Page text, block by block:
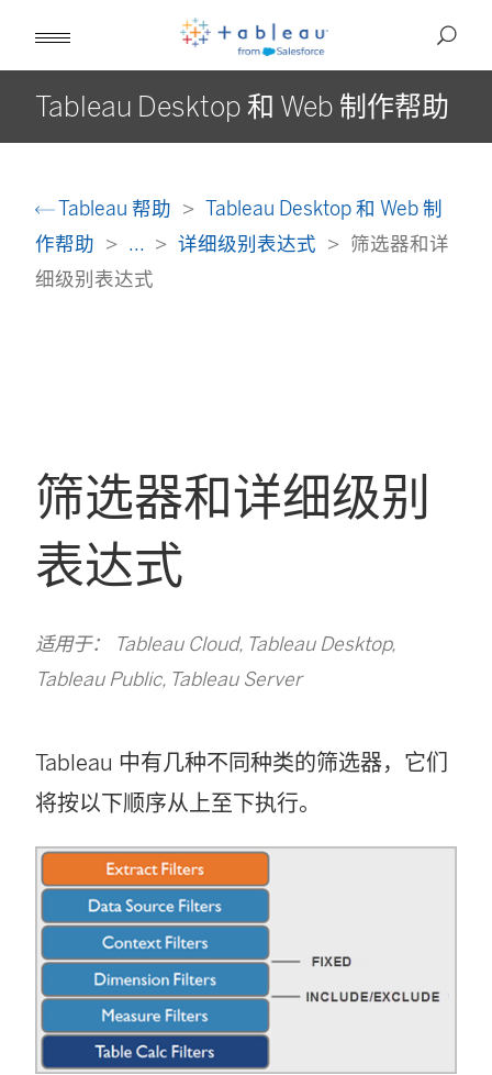
Tableau Desktop 和 Web 制作帮助
Tableau 帮助
Tableau Desktop 和 Web 制
作帮助
... 详细级别表达式
筛选器和详
细级别表达式
筛选器和详细级别
表达式
适用于： Tableau Cloud, Tableau Desktop,
Tableau Public, Tableau Server
Tableau 中有几种不同种类的筛选器，它们
将按以下顺序从上至下执行。